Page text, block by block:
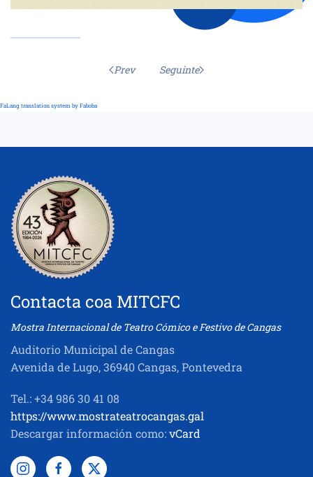
Prev Seguinte
FaLang translation system by Faboba
Contacta coa MITCFC
Mostra Internacional de Teatro Cómico e Festivo de Cangas
Auditorio Municipal de Cangas
Avenida de Lugo, 36940 Cangas, Pontevedra
Tel.: +34 986 30 41 08
https://www.mostrateatrocangas.gal
Descargar información como:vCard